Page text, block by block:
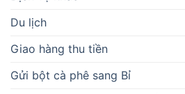
Du lịch
Giao hàng thu tiền
Gửi bột cà phê sang Bỉ